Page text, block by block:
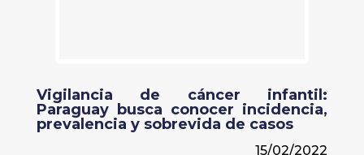
Vigilancia de cáncer infantil:
Paraguay busca conocer incidencia,
prevalencia y sobrevida de casos
15/02/2022